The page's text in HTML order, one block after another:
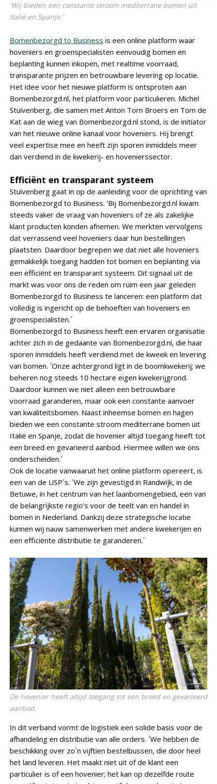
'Wij bieden een constante stroom mediterrane bomen uit
Italië en Spanje.'
Bomenbezorgd to Business is een online platform waar
hoveniers en groenspecialisten eenvoudig bomen en
beplanting kunnen inkopen, met realtime voorraad,
transparante prijzen en betrouwbare levering op locatie.
Het idee voor het nieuwe platform is ontsproten aan
Bomenbezorgd.nl, het platform voor particulieren. Michel
Stuivenberg, die samen met Anton Torn Broers en Tom de
Kat aan de wieg van Bomenbezorgd.nl stond, is de initiator
van het nieuwe online kanaal voor hoveniers. Hij brengt
veel expertise mee en heeft zijn sporen inmiddels meer
dan verdiend in de kwekerij- en hovenierssector.
Efficiënt en transparant systeem
Stuivenberg gaat in op de aanleiding voor de oprichting van
Bomenbezorgd to Business. 'Bij Bomenbezorgd.nl kwam
steeds vaker de vraag van hoveniers of ze als zakelijke
klant producten konden afnemen. We merkten vervolgens
dat verrassend veel hoveniers daar hun bestellingen
plaatsten. Daardoor begrepen we dat niet alle hoveniers
gemakkelijk toegang hadden tot bomen en beplanting via
een efficiënt en transparant systeem. Dit signaal uit de
markt was voor ons de reden om ruim een jaar geleden
Bomenbezorgd to Business te lanceren: een platform dat
volledig is ingericht op de behoeften van hoveniers en
groenspecialisten.´
Bomenbezorgd to Business heeft een ervaren organisatie
achter zich in de gedaante van Bomenbezorgd.nl, die haar
sporen inmiddels heeft verdiend met de kweek en levering
van bomen. ´Onze achtergrond ligt in de boomkwekerij; we
beheren nog steeds 10 hectare eigen kwekerijgrond.
Daardoor kunnen we niet alleen een betrouwbare
voorraad garanderen, maar ook een constante aanvoer
van kwaliteitsbomen. Naast inheemse bomen en hagen
bieden we een constante stroom mediterrane bomen uit
Italië en Spanje, zodat de hovenier altijd toegang heeft tot
een breed en gevarieerd aanbod. Hiermee willen we ons
onderscheiden.´
Ook de locatie vanwaaruit het online platform opereert, is
een van de USP´s. ´We zijn gevestigd in Randwijk, in de
Betuwe, in het centrum van het laanbomengebied, een van
de belangrijkste regio's voor de teelt van en handel in
bomen in Nederland. Dankzij deze strategische locatie
kunnen wij nauw samenwerken met andere kwekerijen en
een efficiënte distributie te garanderen.´
De hovenier heeft altijd toegang tot een breed en gevarieerd
aanbod.
In dit verband vormt de logistiek een solide basis voor de
afhandeling en distributie van alle orders. ´We hebben de
beschikking over zo´n vijftien bestelbussen, die door heel
het land leveren. Het maakt niet uit of de klant een
particulier is of een hovenier; het kan op dezelfde route